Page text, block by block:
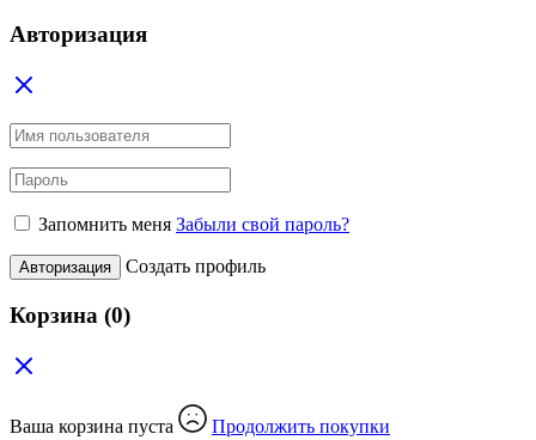
Авторизация
Запомнить меня Забыли свой пароль?
Авторизация Создать профиль
Корзина (0)
Ваша корзина пуста Продолжить покупки